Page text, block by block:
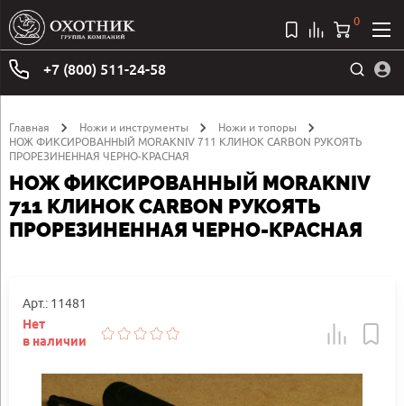
+7 (800) 511-24-58
0
Главная Ножи и инструменты
Ножи и топоры
НОЖ ФИКСИРОВАННЫЙ MORAKNIV 711 КЛИНОК CARBON РУКОЯТЬ
ПРОРЕЗИНЕННАЯ ЧЕРНО-КРАСНАЯ
НОЖ ФИКСИРОВАННЫЙ MORAKNIV
711 КЛИНОК CARBON РУКОЯТЬ
ПРОРЕЗИНЕННАЯ ЧЕРНО-КРАСНАЯ
Арт.: 11481
Нет
в наличии